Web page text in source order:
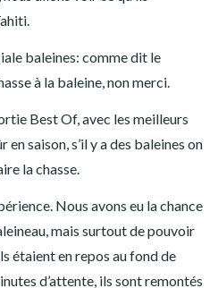
baleines: comme dit le
à la baleine, non merci.
Best Of, avec les meilleurs
saison, s’il y a des baleines on
la chasse.
Nous avons eu la chance
mais surtout de pouvoir
étaient en repos au fond de
d’attente, ils sont remontés